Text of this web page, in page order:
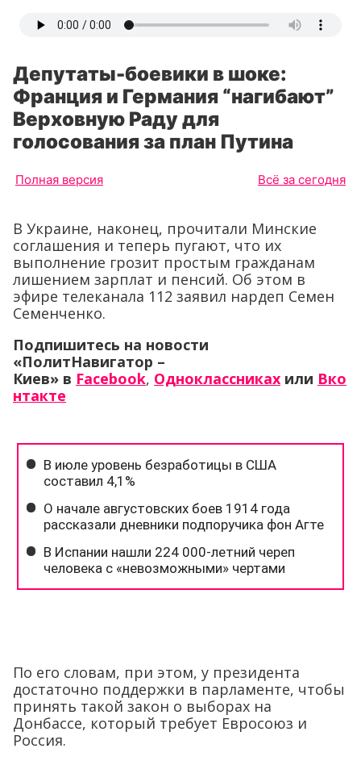
Депутаты-боевики в шоке:
Франция и Германия “нагибают”
Верховную Раду для
голосования за план Путина
Полная версия Всё за сегодня
В Украине, наконец, прочитали Минские
соглашения и теперь пугают, что их
выполнение грозит простым гражданам
лишением зарплат и пенсий. Об этом в
эфире телеканала 112 заявил нардеп Семен
Семенченко.
Подпишитесь на новости
«ПолитНавигатор –
Киев» в Facebook, Одноклассниках или Вко
нтакте
По его словам, при этом, у президента
достаточно поддержки в парламенте, чтобы
принять такой закон о выборах на
Донбассе, который требует Евросоюз и
Россия.